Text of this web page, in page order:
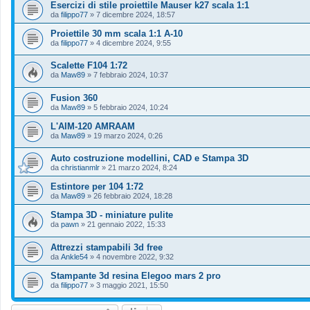
Esercizi di stile proiettile Mauser k27 scala 1:1
da filippo77 » 7 dicembre 2024, 18:57
Proiettile 30 mm scala 1:1 A-10
da filippo77 » 4 dicembre 2024, 9:55
Scalette F104 1:72
da Maw89 » 7 febbraio 2024, 10:37
Fusion 360
da Maw89 » 5 febbraio 2024, 10:24
L'AIM-120 AMRAAM
da Maw89 » 19 marzo 2024, 0:26
Auto costruzione modellini, CAD e Stampa 3D
da christianmlr » 21 marzo 2024, 8:24
Estintore per 104 1:72
da Maw89 » 26 febbraio 2024, 18:28
Stampa 3D - miniature pulite
da pawn » 21 gennaio 2022, 15:33
Attrezzi stampabili 3d free
da Ankle54 » 4 novembre 2022, 9:32
Stampante 3d resina Elegoo mars 2 pro
da filippo77 » 3 maggio 2021, 15:50